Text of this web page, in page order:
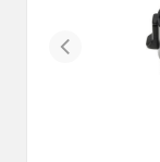
Previous